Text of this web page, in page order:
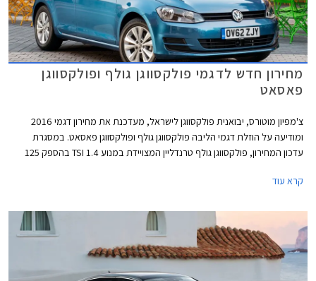
מחירון חדש לדגמי פולקסווגן גולף ופולקסווגן
פאסאט
צ'מפיון מוטורס, יבואנית פולקסווגן לישראל, מעדכנת את מחירון דגמי 2016
ומודיעה על הוזלת דגמי הליבה פולקסווגן גולף ופולקסווגן פאסאט. במסגרת
עדכון המחירון, פולקסווגן גולף טרנדליין המצויידת במנוע 1.4 TSI בהספק 125
מהמחיר הקודם שעמד על 148,600 ₪.
קרא עוד